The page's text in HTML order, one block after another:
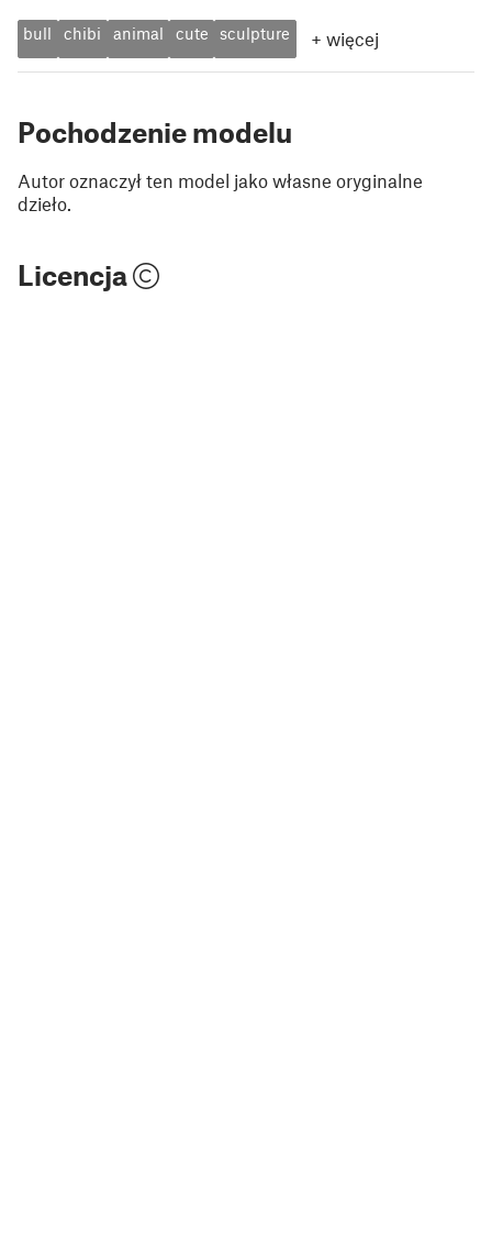
bull chibi animal cute sculpture + więcej
Pochodzenie modelu
Autor oznaczył ten model jako własne oryginalne
dzieło.
Licencja